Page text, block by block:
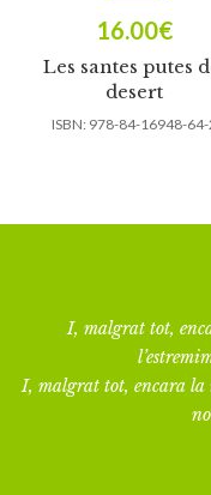
Les santes putes
desert
16.00€
ISBN: 978-84-16948-64-
I, malgrat tot,
I, malgrat tot, encara la